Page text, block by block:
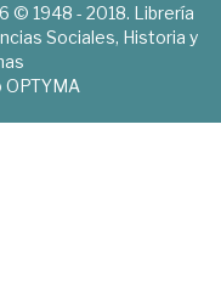
© 1948 - 2018. Librería
Sociales, Historia y
OPTYMA